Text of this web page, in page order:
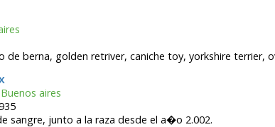
de berna, golden retriver, caniche toy, yorkshire terrier,
aires
sangre, junto a la raza desde el a�o 2.002.